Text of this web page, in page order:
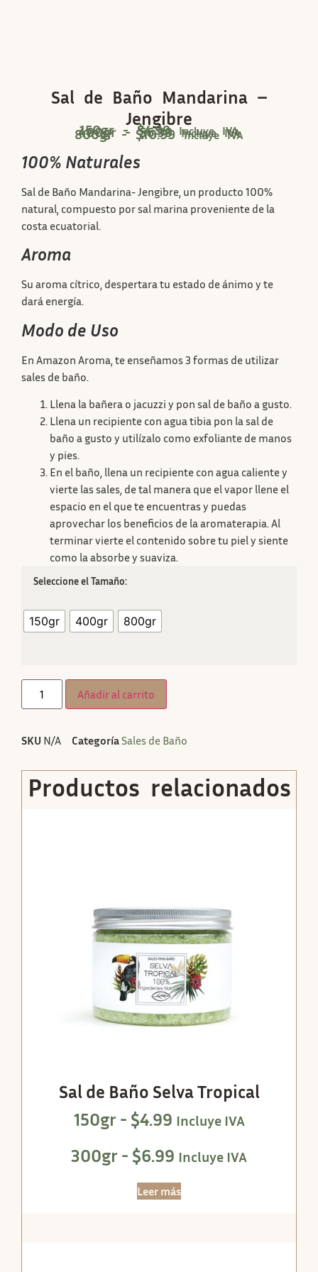
Sal de Baño Mandarina –
Jengibre
150gr -$4.99 Incluye IVA
400gr -$6.99 Incluye IVA
800gr - $10.99 Incluye IVA
100% Naturales
Sal de Baño Mandarina- Jengibre, un producto 100%
natural, compuesto por sal marina proveniente de la
costa ecuatorial.
Aroma
Su aroma cítrico, despertara tu estado de ánimo y te
dará energía.
Modo de Uso
En Amazon Aroma, te enseñamos 3 formas de utilizar
sales de baño.
Llena la bañera o jacuzzi y pon sal de baño a gusto.
Llena un recipiente con agua tibia pon la sal de
baño a gusto y utilízalo como exfoliante de manos
y pies.
En el baño, llena un recipiente con agua caliente y
vierte las sales, de tal manera que el vapor llene el
espacio en el que te encuentras y puedas
aprovechar los beneficios de la aromaterapia. Al
terminar vierte el contenido sobre tu piel y siente
como la absorbe y suaviza.
Tamaño
150gr 400gr 800gr
Añadir al carrito
SKU N/A CategoríaSales de Baño
Productos relacionados
Sal de Baño Selva Tropical
150gr - $4.99 Incluye IVA
300gr - $6.99 Incluye IVA
Leer más